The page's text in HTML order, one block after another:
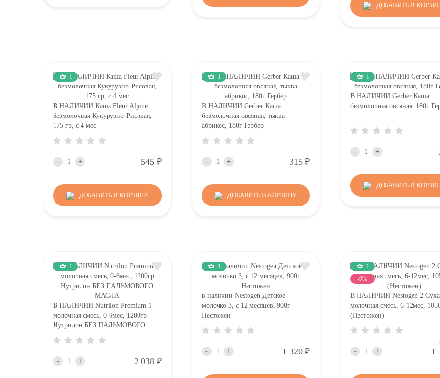
ДОБАВИТЬ В
1
В НАЛИЧИИ Каша Fleur Alpine
безмолочная Кукурузно-Рисовая,
175 гр, с 4 мес
- + 545 Р
ДОБАВИТЬ В КОРЗИНУ
1
В НАЛИЧИИ Gerber Каша
безмолочная овсяная, тыква
абрикос, 180г Гербер
- + 315 Р
ДОБАВИТЬ В КОРЗИНУ
1
В НАЛИЧИИ Gerber Каша
безмолочная овсяная, 180г
- +
ДОБАВИТЬ В
1
В НАЛИЧИИ Nutrilon Premium 1
молочная смесь, 0-6мес, 1200гр
Нутрилон БЕЗ ПАЛЬМОВОГО
МАСЛА
- + 2 038 Р
1
в наличии Nestogen Детское
молочко 3, c 12 месяцев, 900г
Нестожен
- + 1 320 Р
1
-9%
В НАЛИЧИИ Nestogen 2
молочная смесь, 6-12мес,
(Нестожен)
- + 1